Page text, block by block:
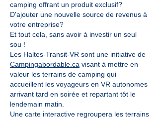
camping offrant un produit exclusif?
D'ajouter une nouvelle source de revenus à
votre entreprise?
Et tout cela, sans avoir à investir un seul
sou !
Les Haltes-Transit-VR sont une initiative de
Campingabordable.ca visant à mettre en
valeur les terrains de camping qui
accueillent les voyageurs en VR autonomes
arrivant tard en soirée et repartant tôt le
lendemain matin.
Une carte interactive regroupera les terrains